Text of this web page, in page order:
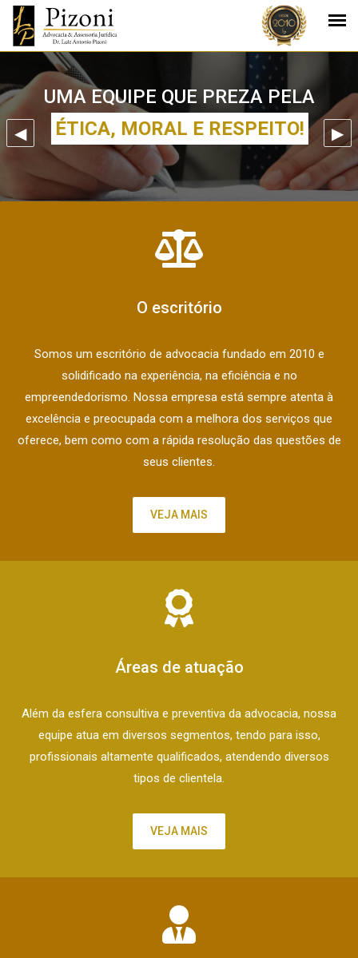
UMA EQUIPE QUE PREZA PELA
ÉTICA, MORAL E RESPEITO!
O escritório
Somos um escritório de advocacia fundado em 2010 e
solidificado na experiência, na eficiência e no
empreendedorismo. Nossa empresa está sempre atenta à
excelência e preocupada com a melhora dos serviços que
oferece, bem como com a rápida resolução das questões de
seus clientes.
VEJA MAIS
Áreas de atuação
Além da esfera consultiva e preventiva da advocacia, nossa
equipe atua em diversos segmentos, tendo para isso,
profissionais altamente qualificados, atendendo diversos
tipos de clientela.
VEJA MAIS